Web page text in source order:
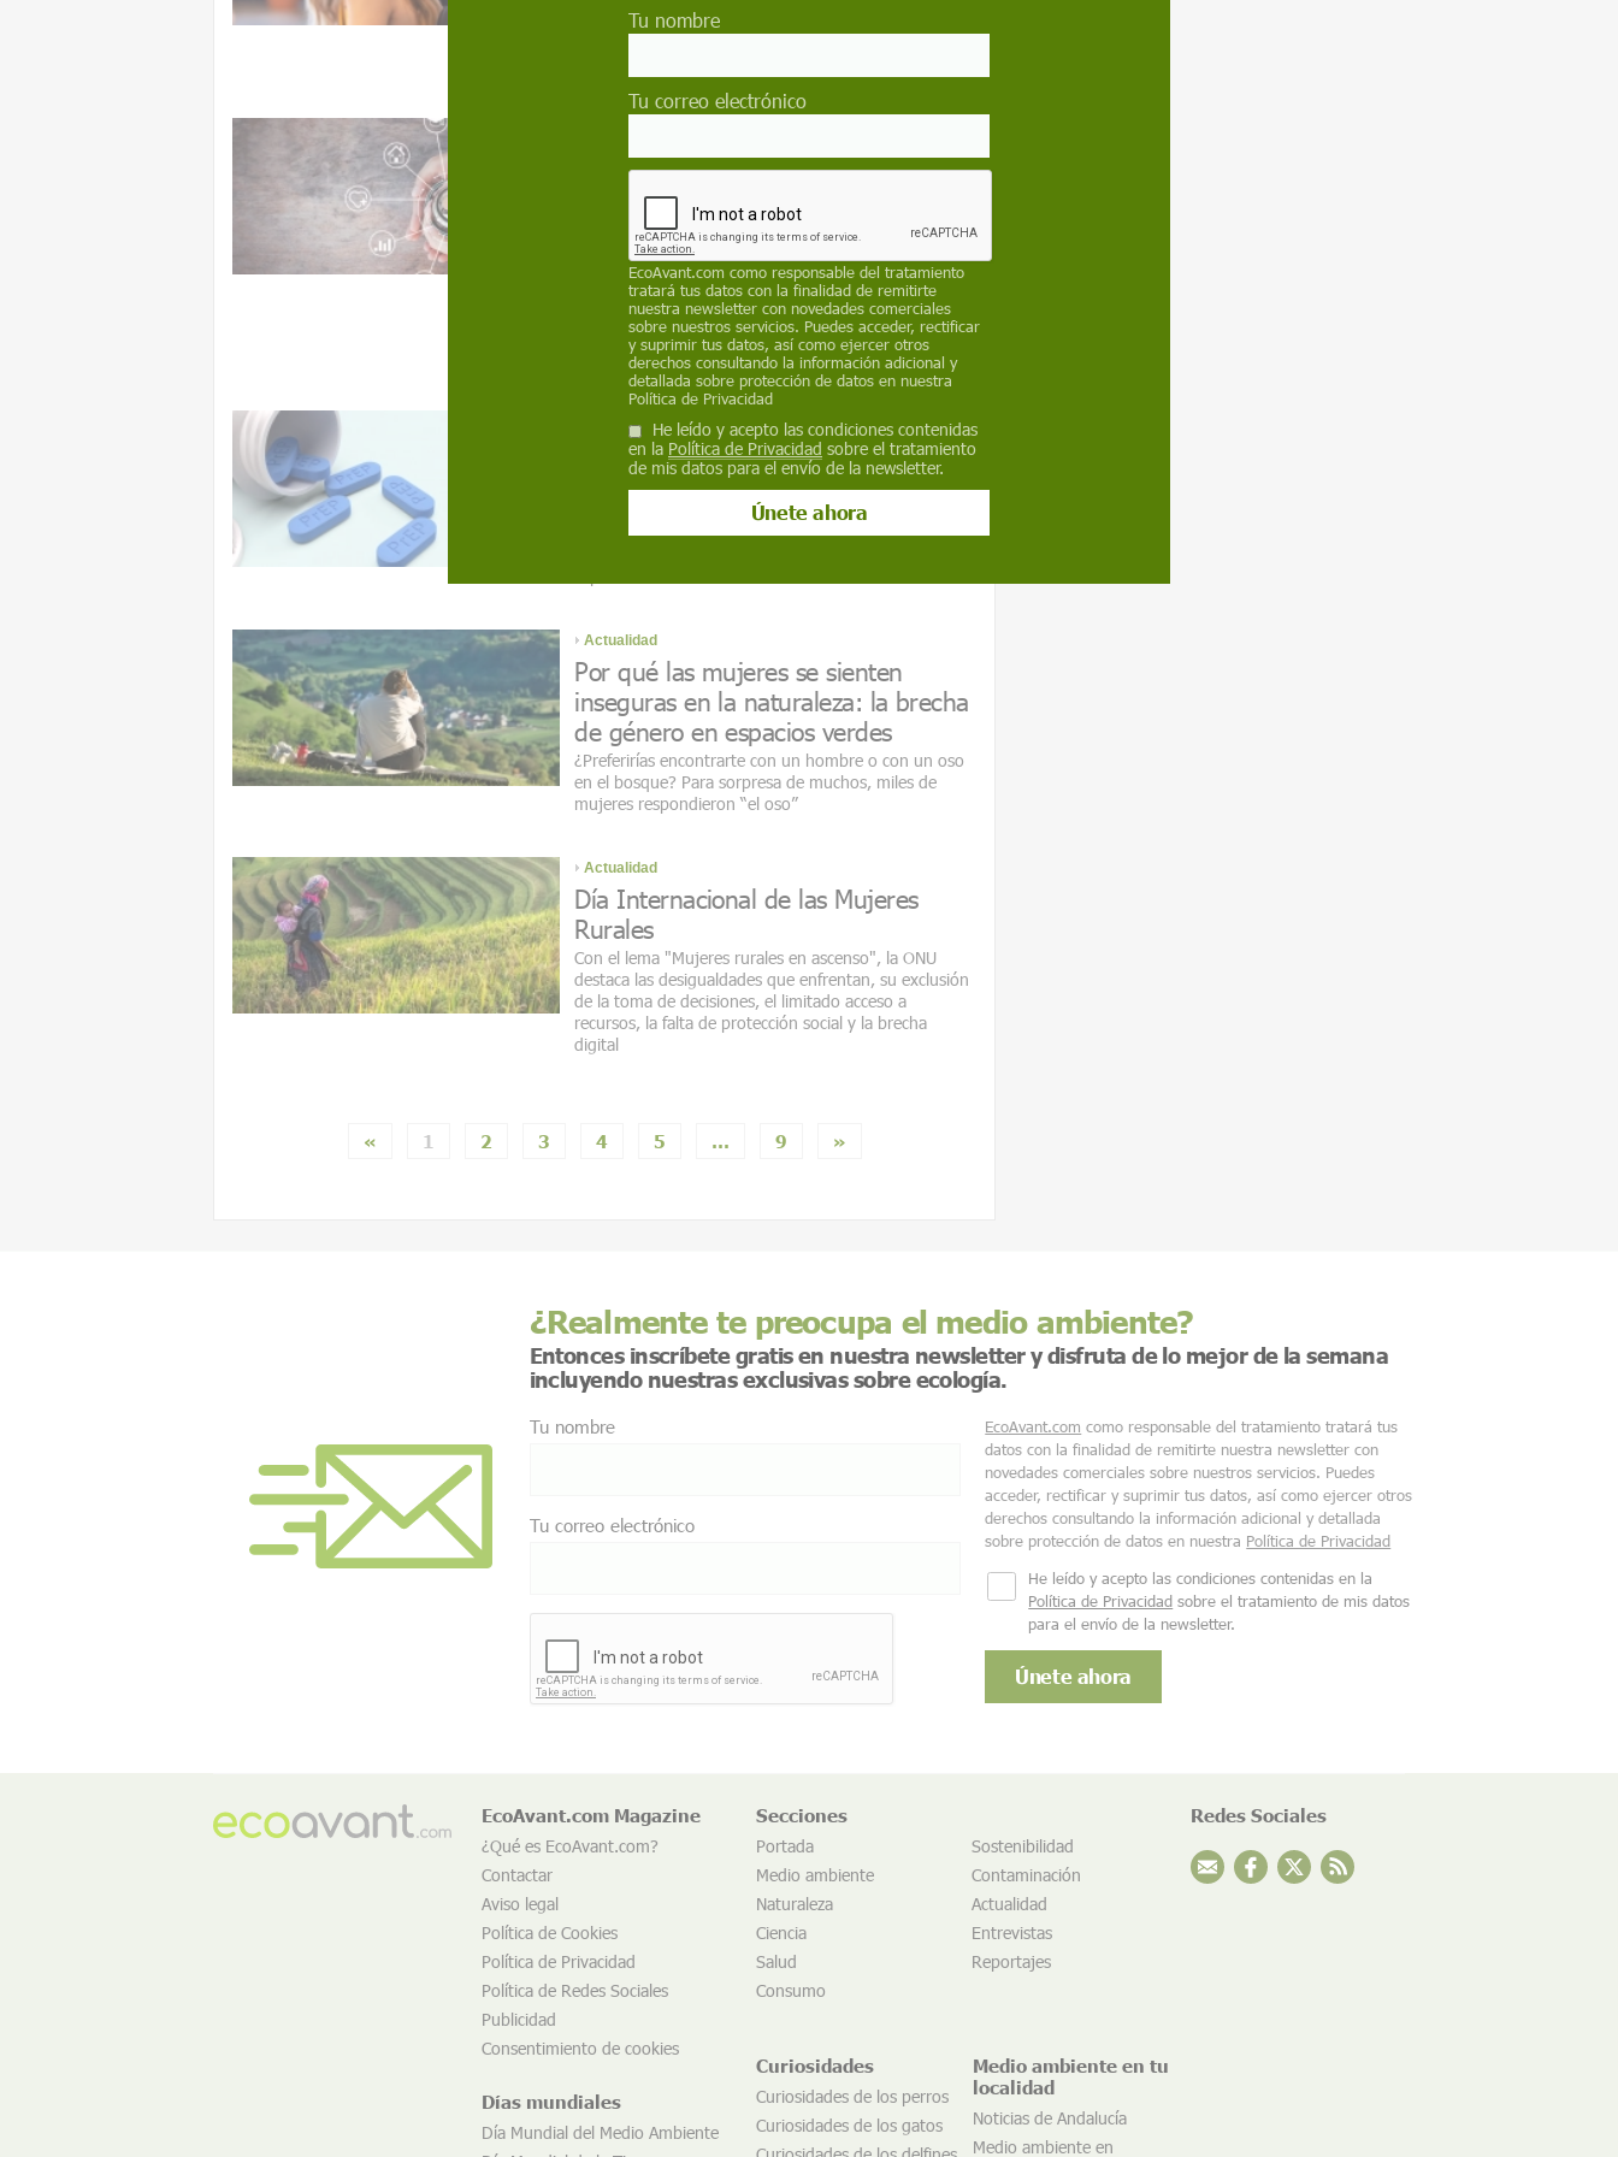
acceder a la atención sanitaria. Analizamos por qué la
Por qué el estado de bienestar está
fallando en España a quienes más lo
necesitan, cómo solucionarlo
En España, el reconocimiento de derechos sociales no
siempre implica su disfrute: retrasos, trámites
complejos y barreras administrativas impiden que
miles de personas accedan a ayudas, prestaciones y
servicios básicos, generando una nueva forma de
exclusión social
La revolución profiláctica frente al
VIH por fin llega a las mujeres
La ciencia ha logrado avances decisivos en la
prevención del VIH, pero estas estrategias profilácticas
Actualidad
Por qué las mujeres se sienten
inseguras en la naturaleza: la brecha
de género en espacios verdes
¿Preferirías encontrarte con un hombre o con un oso
en el bosque? Para sorpresa de muchos, miles de
mujeres respondieron “el oso”
Actualidad
Día Internacional de las Mujeres
Rurales
Con el lema "Mujeres rurales en ascenso", la ONU
destaca las desigualdades que enfrentan, su exclusión
de la toma de decisiones, el limitado acceso a
recursos, la falta de protección social y la brecha
digital
« 1 2 3 4 5 … 9 »
Tu nombre
Tu correo electrónico
EcoAvant.com como responsable del tratamiento
tratará tus datos con la finalidad de remitirte
nuestra newsletter con novedades comerciales
sobre nuestros servicios. Puedes acceder, rectificar
y suprimir tus datos, así como ejercer otros
derechos consultando la información adicional y
detallada sobre protección de datos en nuestra
Política de Privacidad
He leído y acepto las condiciones contenidas
en la Política de Privacidad sobre el tratamiento
de mis datos para el envío de la newsletter.
¿Realmente te preocupa el medio ambiente?
Entonces inscríbete gratis en nuestra newsletter y disfruta de lo mejor de la semana
incluyendo nuestras exclusivas sobre ecología.
Tu nombre
Tu correo electrónico
EcoAvant.com como responsable del tratamiento tratará tus
datos con la finalidad de remitirte nuestra newsletter con
novedades comerciales sobre nuestros servicios. Puedes
acceder, rectificar y suprimir tus datos, así como ejercer otros
derechos consultando la información adicional y detallada
sobre protección de datos en nuestra Política de Privacidad
He leído y acepto las condiciones contenidas en la
Política de Privacidad sobre el tratamiento de mis datos
para el envío de la newsletter.
EcoAvant.com Magazine
¿Qué es EcoAvant.com?
Contactar
Aviso legal
Política de Cookies
Política de Privacidad
Política de Redes Sociales
Publicidad
Consentimiento de cookies
Días mundiales
Día Mundial del Medio Ambiente
Secciones
Portada
Sostenibilidad
Medio ambiente
Contaminación
Naturaleza
Actualidad
Ciencia
Entrevistas
Salud
Reportajes
Consumo
Curiosidades
Curiosidades de los perros
Curiosidades de los gatos
Medio ambiente en tu
localidad
Noticias de Andalucía
Medio ambiente en
Redes Sociales